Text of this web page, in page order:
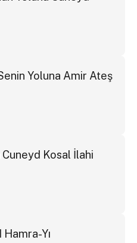
Yoluna Amir Ateş
Kosal İlahi
Yı